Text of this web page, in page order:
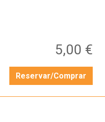
5,00 €
Reservar/Comprar